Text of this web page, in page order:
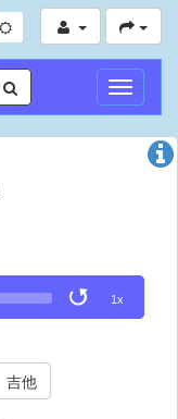
切
換
導
1x
吉他